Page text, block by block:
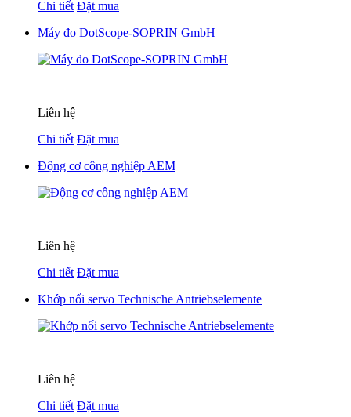
Chi tiết Đặt mua
Máy đo DotScope-SOPRIN GmbH
Liên hệ
Chi tiết Đặt mua
Động cơ công nghiệp AEM
Liên hệ
Chi tiết Đặt mua
Khớp nối servo Technische Antriebselemente
Liên hệ
Chi tiết Đặt mua